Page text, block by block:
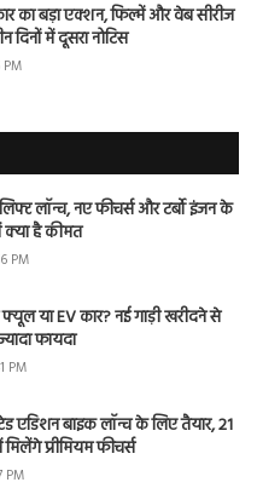
का बड़ा एक्शन, फिल्में और वेब सीरीज
दिनों में दूसरा नोटिस
लॉन्च, नए फीचर्स और टर्बो इंजन के
है कीमत
PM
या EV कार? नई गाड़ी खरीदने से
फायदा
PM
एडिशन बाइक लॉन्च के लिए तैयार, 21
प्रीमियम फीचर्स
PM